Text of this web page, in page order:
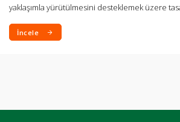
yaklaşımla yürütülmesini desteklemek üzere
İncele